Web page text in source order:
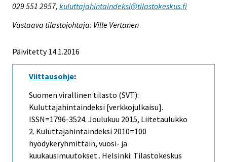
029 551 2957, kuluttajahintaindeksi@tilastokeskus.fi
Vastaava tilastojohtaja: Ville Vertanen
Päivitetty 14.1.2016
Viittausohje:
Suomen virallinen tilasto (SVT):
Kuluttajahintaindeksi [verkkojulkaisu].
ISSN=1796-3524. Joulukuu 2015, Liitetaulukko
2. Kuluttajahintaindeksi 2010=100
hyödykeryhmittäin, vuosi- ja
kuukausimuutokset . Helsinki: Tilastokeskus